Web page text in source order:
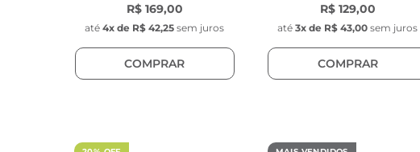
R$ 169,00
até 4x de R$ 42,25 sem juros
COMPRAR
R$ 129,00
até 3x de R$ 43,00 sem juros
COMPRAR